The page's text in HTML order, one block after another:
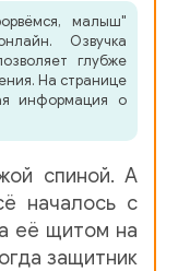
малыш"
Озвучка
глубже
На странице
информация о
спиной. А
началось с
её щитом на
защитник